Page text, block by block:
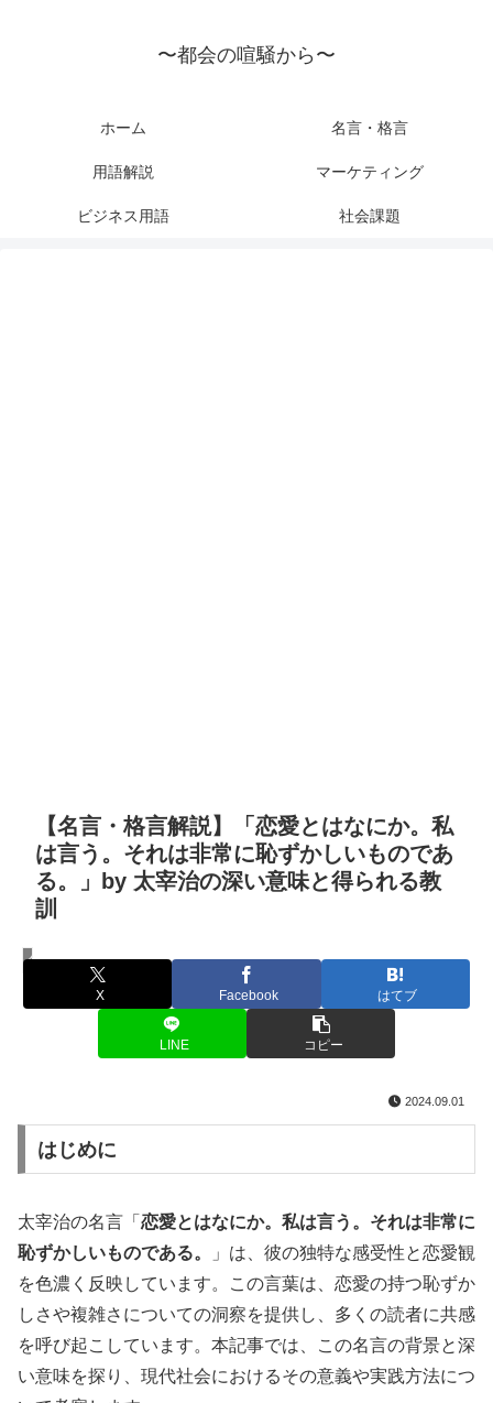
〜都会の喧騒から〜
ホーム 名言・格言
用語解説 マーケティング
ビジネス用語 社会課題
【名言・格言解説】「恋愛とはなにか。私
は言う。それは非常に恥ずかしいものであ
る。」by 太宰治の深い意味と得られる教
訓
名言・格言
X Facebook はてブ
LINE コピー
2024.09.01
はじめに
太宰治の名言「 恋愛とはなにか。私は言う。それは非常に
恥ずかしいものである。
」は、彼の独特な感受性と恋愛観
を色濃く反映しています。この言葉は、恋愛の持つ恥ずか
しさや複雑さについての洞察を提供し、多くの読者に共感
を呼び起こしています。本記事では、この名言の背景と深
い意味を探り、現代社会におけるその意義や実践方法につ